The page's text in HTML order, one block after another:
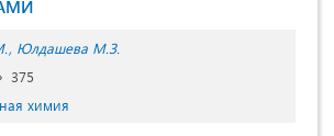
Юлдашева М.З.
375
химия